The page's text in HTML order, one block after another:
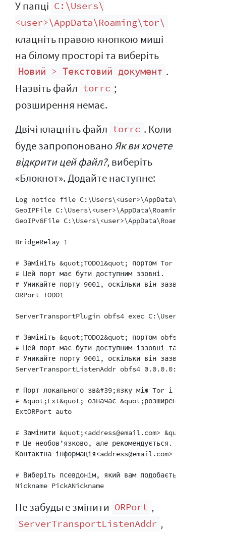
У папці C:\Users\
<user>\AppData\Roaming\tor\
клацніть правою кнопкою миші
на білому просторі та виберіть
Новий > Текстовий документ .
Назвіть файл torrc ;
розширення немає.
Двічі клацніть файл torrc . Коли
буде запропонованоЯк ви хочете
відкрити цей файл?, виберіть
«Блокнот». Додайте наступне:
Log notice file
GeoIPFile C:\Users\<user>\AppData\Roaming\tor\geoip
GeoIPv6File
BridgeRelay 1
# Замініть &quot;TODO1&quot; портом Tor на ваш
# Цей порт має бути доступним ззовні.
# Уникайте порту 9001, оскільки він зазвичай
ORPort TODO1
ServerTransportPlugin obfs4 exec
# Замініть &quot;TODO2&quot; портом obfs4 на ваш
# Цей порт має бути доступним іззовні та
# Уникайте порту 9001, оскільки він зазвичай
ServerTransportListenAddr obfs4 0.0.0.0:TODO2
# Порт локального зв&#39;язку між Tor і obfs4.
# &quot;Ext&quot; означає &quot;розширений&quot;, а
ExtORPort auto
# Замінити &quot;<address@email.com> &quot; з
# Це необов’язково, але рекомендується.
Контактна інформація<address@email.com>
# Виберіть псевдонім, який вам подобається для
Не забудьте змінити ORPort ,
ServerTransportListenAddr ,